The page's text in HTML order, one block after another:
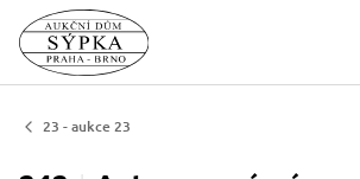
23 - aukce 23